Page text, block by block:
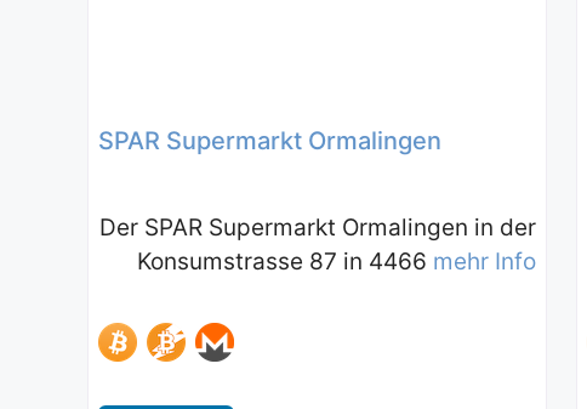
SPAR Supermarkt Ormalingen
Der SPAR Supermarkt Ormalingen in der
Konsumstrasse 87 in 4466 mehr Info